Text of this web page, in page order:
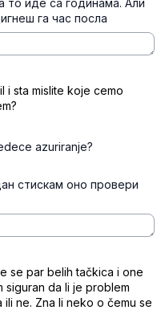
то иде са годинама. Али
га час посла
i sta mislite koje cemo
azuriranje?
стискам оно провери
se par belih tačkica i one
siguran da li je problem
ne. Zna li neko o čemu se